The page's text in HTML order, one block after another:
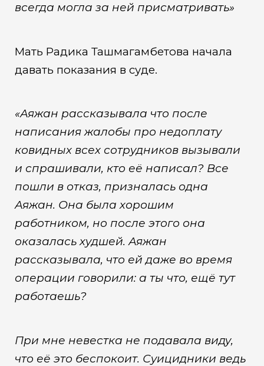
всегда могла за ней присматривать»
Мать Радика Ташмагамбетова начала
давать показания в суде.
«Аяжан рассказывала что после
написания жалобы про недоплату
ковидных всех сотрудников вызывали
и спрашивали, кто её написал? Все
пошли в отказ, призналась одна
Аяжан. Она была хорошим
работником, но после этого она
оказалась худшей. Аяжан
рассказывала, что ей даже во время
операции говорили: а ты что, ещё тут
работаешь?
При мне невестка не подавала виду,
что её это беспокоит. Суицидники ведь